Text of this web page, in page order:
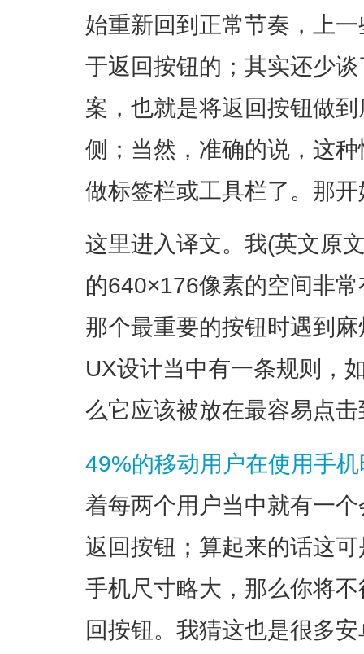
始重新回到正常节奏，上
于返回按钮的；其实还少
案，也就是将返回按钮做
侧；当然，准确的说，这
做标签栏或工具栏了。那
这里进入译文。我(英文原
的640×176像素的空间非
那个最重要的按钮时遇到
UX设计当中有一条规则，
么它应该被放在最容易点
49%的移动用户在使用手
着每两个用户当中就有一
返回按钮；算起来的话这
手机尺寸略大，那么你将
回按钮。我猜这也是很多